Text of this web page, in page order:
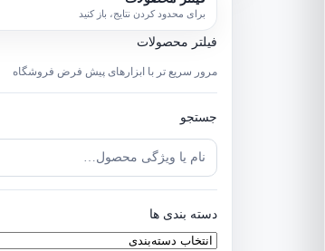
برای محدود کردن نتایج، باز کنید
فیلتر محصولات
مرور سریع تر با ابزارهای پیش فرض فروشگاه
جستجو
جستجوی
محصول
دسته بندی ها
کاربرد
ساز